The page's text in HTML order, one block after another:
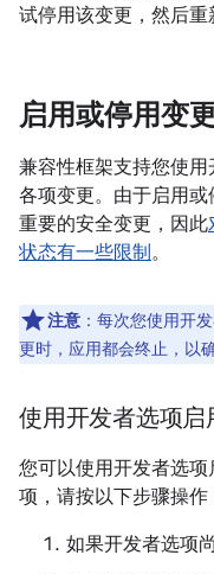
试停用该变更，然后重
启用或停用变
兼容性框架支持您使
各项变更。由于启用
重要的安全变更，因此
状态有一些限制。
注意 ：每次您使用开
更时，应用都会终止，以
使用开发者选项启
您可以使用开发者选
项，请按以下步骤操作
如果开发者选项